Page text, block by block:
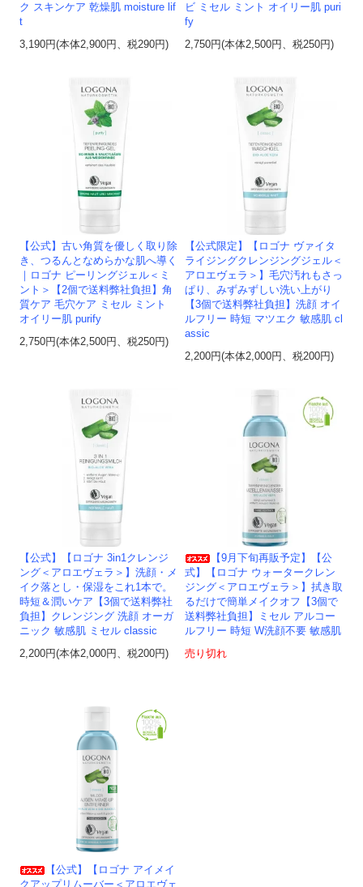
ク スキンケア 乾燥肌 moisture lif
t
3,190円(本体2,900円、税290円)
ビ ミセル ミント オイリー肌 puri
fy
2,750円(本体2,500円、税250円)
【公式】古い角質を優しく取り除
き、つるんとなめらかな肌へ導く
｜ロゴナ ピーリングジェル＜ミ
ント＞【2個で送料弊社負担】角
質ケア 毛穴ケア ミセル ミント
オイリー肌 purify
2,750円(本体2,500円、税250円)
【公式限定】【ロゴナ ヴァイタ
ライジングクレンジングジェル＜
アロエヴェラ＞】毛穴汚れもさっ
ぱり、みずみずしい洗い上がり
【3個で送料弊社負担】洗顔 オイ
ルフリー 時短 マツエク 敏感肌 cl
assic
2,200円(本体2,000円、税200円)
【公式】【ロゴナ 3in1クレンジ
ング＜アロエヴェラ＞】洗顔・メ
イク落とし・保湿をこれ1本で。
時短＆潤いケア【3個で送料弊社
負担】クレンジング 洗顔 オーガ
ニック 敏感肌 ミセル classic
2,200円(本体2,000円、税200円)
【9月下旬再販予定】【公
式】【ロゴナ ウォータークレン
ジング＜アロエヴェラ＞】拭き取
るだけで簡単メイクオフ【3個で
送料弊社負担】ミセル アルコー
ルフリー 時短 W洗顔不要 敏感肌
売り切れ
【公式】【ロゴナ アイメイ